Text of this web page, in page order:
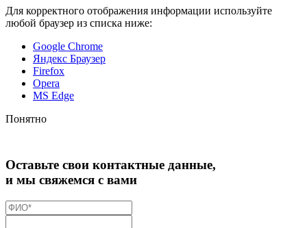
Для корректного отображения информации используйте
любой браузер из списка ниже:
Google Chrome
Яндекс Браузер
Firefox
Opera
MS Edge
Понятно
Оставьте свои контактные данные,
и мы свяжемся с вами